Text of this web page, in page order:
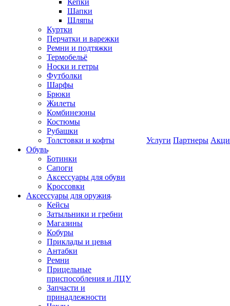
Кепки
Шапки
Шляпы
Куртки
Перчатки и варежки
Ремни и подтяжки
Термобельё
Носки и гетры
Футболки
Шарфы
Брюки
Жилеты
Комбинезоны
Костюмы
Рубашки
Толстовки и кофты
Обувь
Ботинки
Сапоги
Аксессуары для обуви
Кроссовки
Аксессуары для оружия
Кейсы
Затыльники и гребни
Магазины
Кобуры
Приклады и цевья
Антабки
Ремни
Прицельные
приспособления и ЛЦУ
Запчасти и
принадлежности
Услуги Партнеры